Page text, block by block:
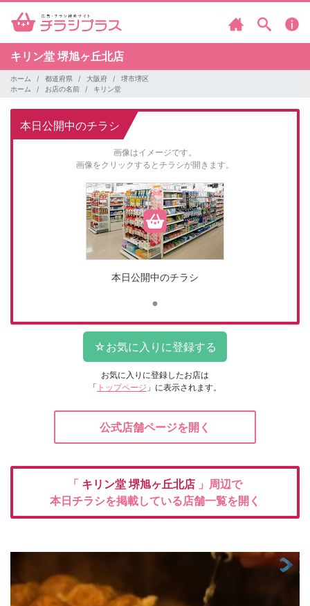
キリン堂 堺旭ヶ丘北店
ホーム 都道府県 大阪府
堺市堺区
ホーム
お店の名前 キリン堂
本日公開中のチラシ
画像はイメージです。
画像をクリックするとチラシが開きます。
本日公開中のチラシ
お気に入りに登録したお店は
「 トップページ 」に表示されます。
公式店舗ページを開く
「 キリン堂 堺旭ヶ丘北店 」周辺で
本日チラシを掲載している店舗一覧を開く